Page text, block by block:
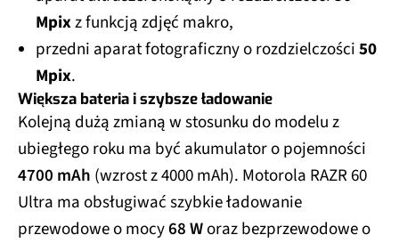
Mpixz funkcją zdjęć makro,
przedni aparat fotograficzny o rozdzielczości50
Mpix.
Większa bateria i szybsze ładowanie
Kolejną dużą zmianą w stosunku do modelu z
ubiegłego roku ma być akumulator o pojemności
4700 mAh (wzrost z 4000 mAh). Motorola RAZR 60
Ultra ma obsługiwać szybkie ładowanie
przewodowe o mocy68 Woraz bezprzewodowe o